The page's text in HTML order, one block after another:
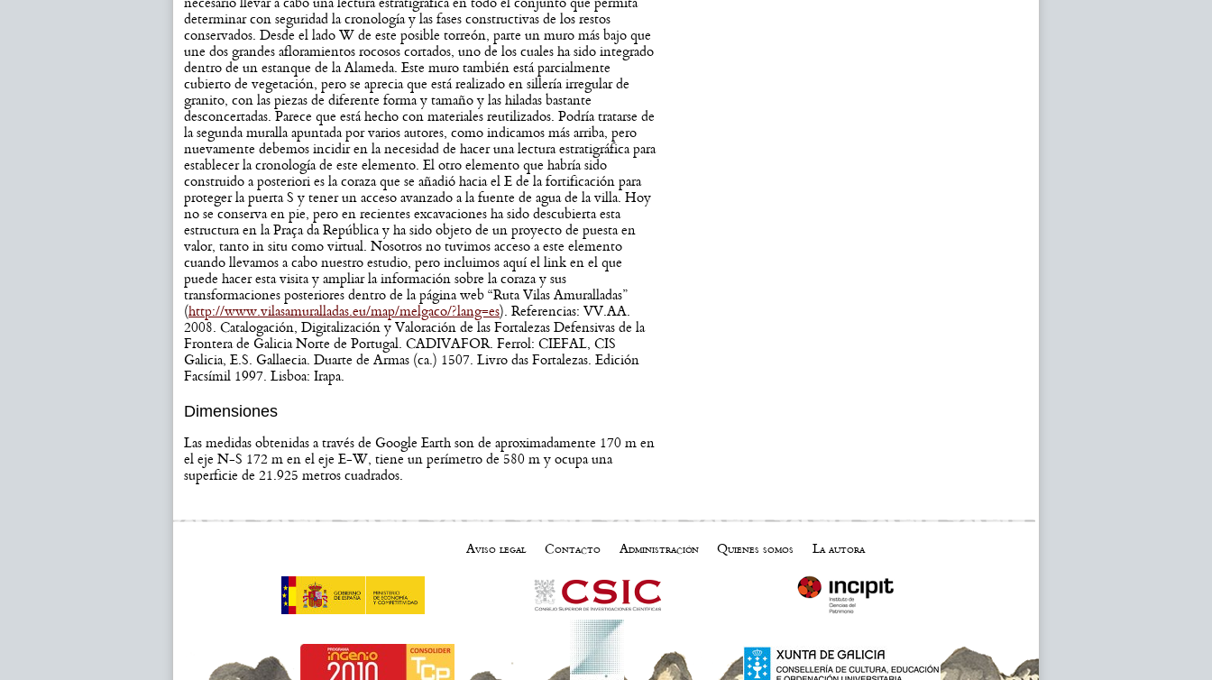
determinar con seguridad la cronología y las fases constructivas de los restos
conservados. Desde el lado W de este posible torreón, parte un muro más bajo que
une dos grandes afloramientos rocosos cortados, uno de los cuales ha sido integrado
dentro de un estanque de la Alameda. Este muro también está parcialmente
cubierto de vegetación, pero se aprecia que está realizado en sillería irregular de
granito, con las piezas de diferente forma y tamaño y las hiladas bastante
desconcertadas. Parece que está hecho con materiales reutilizados. Podría tratarse de
la segunda muralla apuntada por varios autores, como indicamos más arriba, pero
nuevamente debemos incidir en la necesidad de hacer una lectura estratigráfica para
establecer la cronología de este elemento. El otro elemento que habría sido
construido a posteriori es la coraza que se añadió hacia el E de la fortificación para
proteger la puerta S y tener un acceso avanzado a la fuente de agua de la villa. Hoy
no se conserva en pie, pero en recientes excavaciones ha sido descubierta esta
estructura en la Praça da República y ha sido objeto de un proyecto de puesta en
valor, tanto in situ como virtual. Nosotros no tuvimos acceso a este elemento
cuando llevamos a cabo nuestro estudio, pero incluimos aquí el link en el que
puede hacer esta visita y ampliar la información sobre la coraza y sus
transformaciones posteriores dentro de la página web “Ruta Vilas Amuralladas”
(http://www.vilasamuralladas.eu/map/melgaco/?lang=es). Referencias: VV.AA.
2008. Catalogación, Digitalización y Valoración de las Fortalezas Defensivas de la
Frontera de Galicia Norte de Portugal. CADIVAFOR. Ferrol: CIEFAL, CIS
Galicia, E.S. Gallaecia. Duarte de Armas (ca.) 1507. Livro das Fortalezas. Edición
Facsímil 1997. Lisboa: Irapa.
Dimensiones
Las medidas obtenidas a través de Google Earth son de aproximadamente 170 m en
el eje N-S 172 m en el eje E-W, tiene un perímetro de 580 m y ocupa una
superficie de 21.925 metros cuadrados.
Aviso legal Contacto Administración Quienes somos La autora